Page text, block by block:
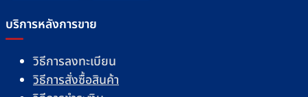
บริการหลังการขาย
วิธีการลงทะเบียน
วิธีการสั่งซื้อสินค้า